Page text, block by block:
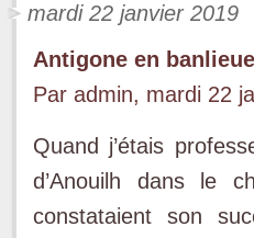
mardi 22 janvier 2019
Antigone en
Par admin, mardi 22
Quand j’étais
d’Anouilh dans le
constataient son